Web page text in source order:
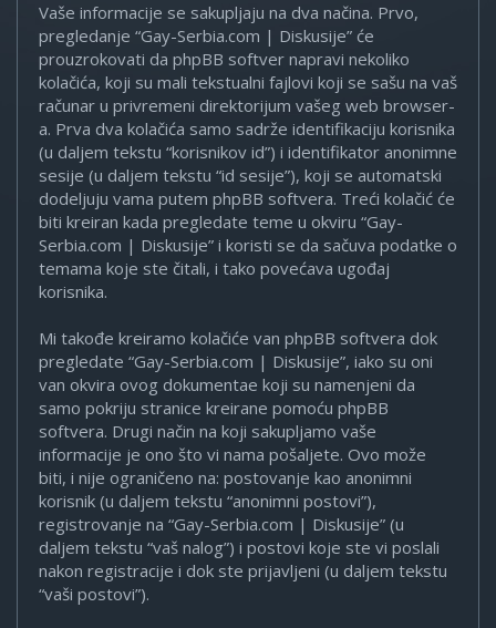
Vaše informacije se sakupljaju na dva načina. Prvo,
pregledanje “Gay-Serbia.com | Diskusije” će
prouzrokovati da phpBB softver napravi nekoliko
kolačića, koji su mali tekstualni fajlovi koji se sašu na vaš
računar u privremeni direktorijum vašeg web browser-
a. Prva dva kolačića samo sadrže identifikaciju korisnika
(u daljem tekstu “korisnikov id”) i identifikator anonimne
sesije (u daljem tekstu “id sesije”), koji se automatski
dodeljuju vama putem phpBB softvera. Treći kolačić će
biti kreiran kada pregledate teme u okviru “Gay-
Serbia.com | Diskusije” i koristi se da sačuva podatke o
temama koje ste čitali, i tako povećava ugođaj
korisnika.
Mi takođe kreiramo kolačiće van phpBB softvera dok
pregledate “Gay-Serbia.com | Diskusije”, iako su oni
van okvira ovog dokumentae koji su namenjeni da
samo pokriju stranice kreirane pomoću phpBB
softvera. Drugi način na koji sakupljamo vaše
informacije je ono što vi nama pošaljete. Ovo može
biti, i nije ograničeno na: postovanje kao anonimni
korisnik (u daljem tekstu “anonimni postovi”),
registrovanje na “Gay-Serbia.com | Diskusije” (u
daljem tekstu “vaš nalog”) i postovi koje ste vi poslali
nakon registracije i dok ste prijavljeni (u daljem tekstu
“vaši postovi”).